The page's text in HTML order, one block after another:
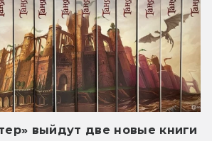
выйдут две новые книги